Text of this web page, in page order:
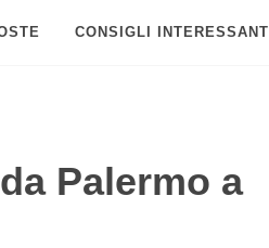
CONSIGLI INTERESSANTI
Palermo a